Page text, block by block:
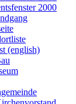
2000
(english)